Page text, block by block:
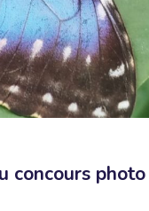
concours photo